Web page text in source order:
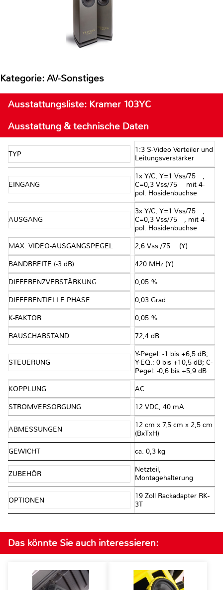
Kategorie: AV-Sonstiges
Ausstattungsliste: Kramer 103YC
Ausstattung & technische Daten
TYP
1:3 S-Video Verteiler und
Leitungsverstärker
EINGANG
1x Y/C, Y=1 Vss/75 Ω,
C=0,3 Vss/75 Ω mit 4-
pol. Hosidenbuchse
AUSGANG
3x Y/C, Y=1 Vss/75 Ω,
C=0,3 Vss/75 Ω, mit 4-
pol. Hosidenbuchse
MAX. VIDEO-AUSGANGSPEGEL 2,6 Vss /75 Ω (Y)
BANDBREITE (-3 dB) 420 MHz (Y)
DIFFERENZVERSTÄRKUNG 0,05 %
DIFFERENTIELLE PHASE 0,03 Grad
K-FAKTOR 0,05 %
RAUSCHABSTAND 72,4 dB
STEUERUNG
Y-Pegel: -1 bis +6,5 dB;
Y-EQ.: 0 bis +10,5 dB; C-
Pegel: -0,6 bis +5,9 dB
KOPPLUNG AC
STROMVERSORGUNG 12 VDC, 40 mA
ABMESSUNGEN
12 cm x 7,5 cm x 2,5 cm
(BxTxH)
GEWICHT ca. 0,3 kg
ZUBEHÖR
Netzteil,
Montagehalterung
OPTIONEN
19 Zoll Rackadapter RK-
3T
Das könnte Sie auch interessieren: